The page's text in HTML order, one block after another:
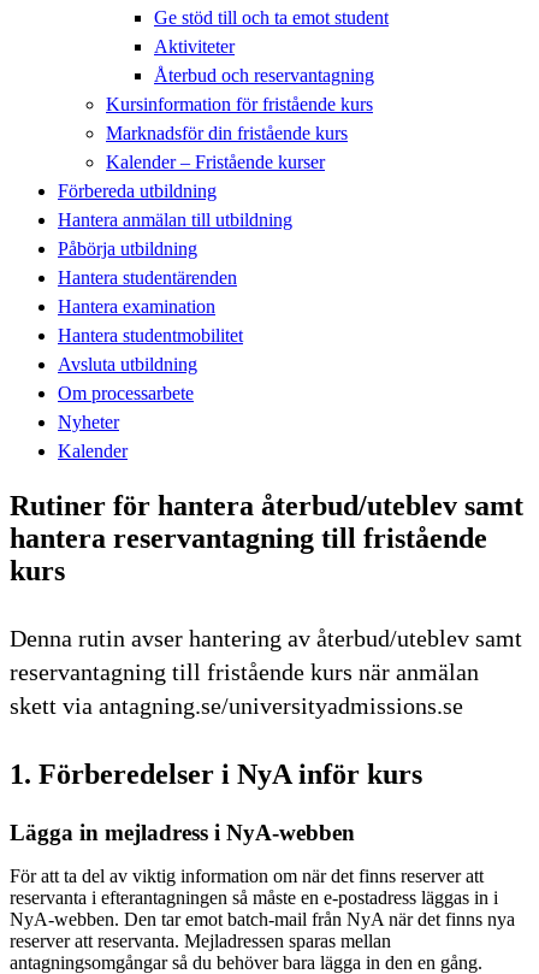
Ge stöd till och ta emot student
Aktiviteter
Återbud och reservantagning
Kursinformation för fristående kurs
Marknadsför din fristående kurs
Kalender – Fristående kurser
Förbereda utbildning
Hantera anmälan till utbildning
Påbörja utbildning
Hantera studentärenden
Hantera examination
Hantera studentmobilitet
Avsluta utbildning
Om processarbete
Nyheter
Kalender
Rutiner för hantera återbud/uteblev samt
hantera reservantagning till fristående
kurs
Denna rutin avser hantering av återbud/uteblev samt
reservantagning till fristående kurs när anmälan
skett via antagning.se/universityadmissions.se
1. Förberedelser i NyA inför kurs
Lägga in mejladress i NyA-webben
För att ta del av viktig information om när det finns reserver att
reservanta i efterantagningen så måste en e-postadress läggas in i
NyA-webben. Den tar emot batch-mail från NyA när det finns nya
reserver att reservanta. Mejladressen sparas mellan
antagningsomgångar så du behöver bara lägga in den en gång.